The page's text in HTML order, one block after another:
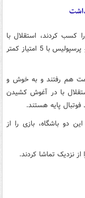
کسب کردند، استقلال با
اختلاف 4 امتیاز از صدر جایگاه دوم قرار دارد و پرسپولیس با 5 امتیاز کمتر
هم رفتند و به خوش و
با در آغوش کشیدن
پایه هستند.
دو باشگاه، بازی را از